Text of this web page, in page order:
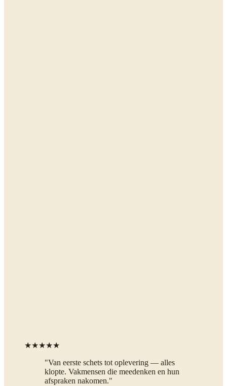
★★★★★
"Van eerste schets tot oplevering — alles
klopte. Vakmensen die meedenken en hun
afspraken nakomen."